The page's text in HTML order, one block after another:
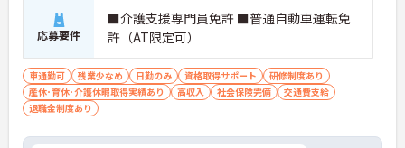
応募要件
■介護支援専門員免許 ■普通自動車運転免
許（AT限定可）
車通勤可 残業少なめ 日勤のみ 資格取得サポート
研修制度あり
産休･育休･介護休暇取得実績あり
高収入 社会保険完備
交通費支給
退職金制度あり